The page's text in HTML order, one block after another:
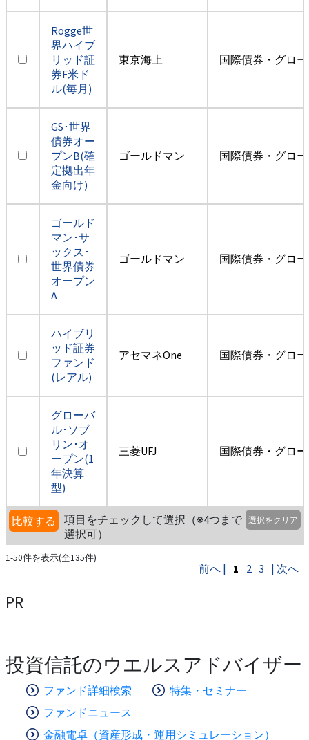
Rogge世
界ハイブ
リッド証
券F米ド
ル(毎月)
東京海上 国際債券・グロ
GS･世界
債券オー
プンB(確
定拠出年
金向け)
ゴールドマン 国際債券・グロ
ゴールド
マン･サ
ックス･
世界債券
オープン
A
ゴールドマン 国際債券・グロ
ハイブリ
ッド証券
ファンド
(レアル)
アセマネOne 国際債券・グロ
グローバ
ル･ソブ
リン･オ
ープン(1
年決算
型)
三菱UFJ 国際債券・グロ
比較する
項目をチェックして選択（※4つまで
選択可）
選択をクリア
1-50件を表示(全135件)
前へ | 1 2 3 | 次へ
PR
投資信託のウエルスアドバイザー
ファンド詳細検索
特集・セミナー
ファンドニュース
金融電卓（資産形成・運用シミュレーション）